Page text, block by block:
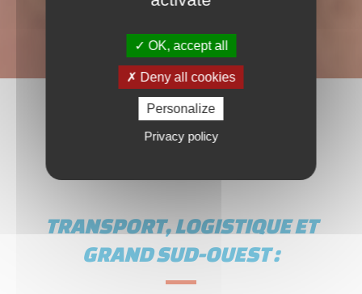
TRANSPORT, LOGISTIQUE ET
GRAND SUD-OUEST :
OK, accept all
Deny all cookies
Personalize
Privacy policy